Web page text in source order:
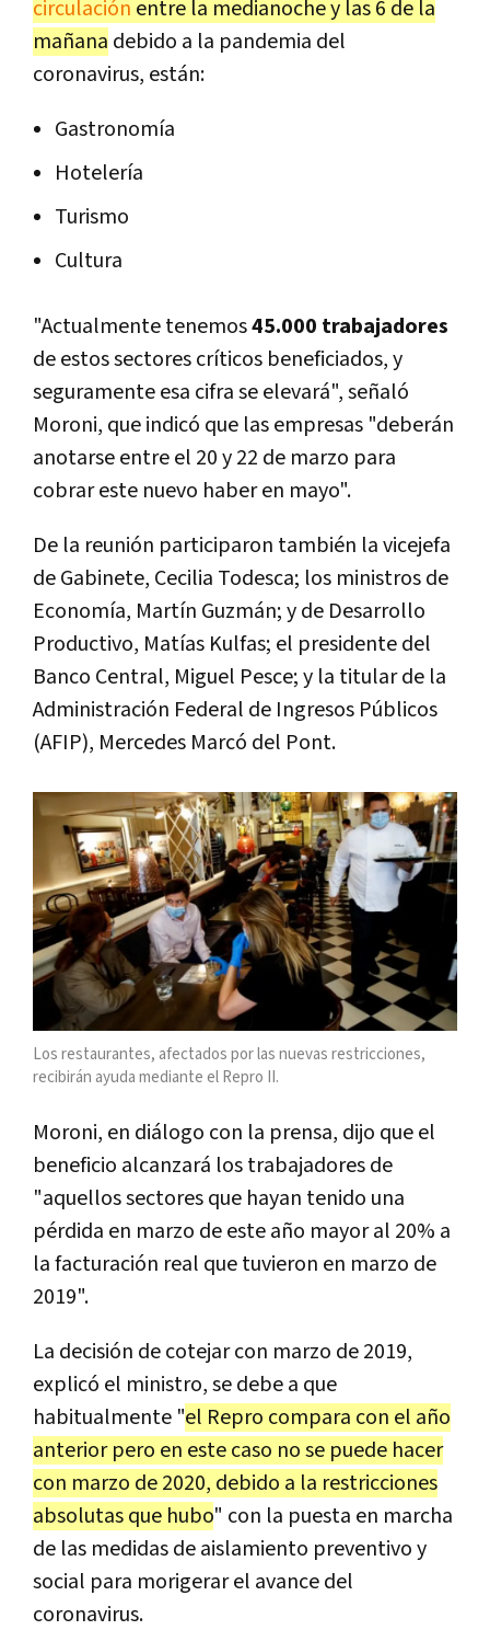
circulación entre la medianoche y las 6 de la
mañana debido a la pandemia del
coronavirus, están:
Gastronomía
Hotelería
Turismo
Cultura
"Actualmente tenemos45.000 trabajadores
de estos sectores críticos beneficiados, y
seguramente esa cifra se elevará", señaló
Moroni, que indicó que las empresas "deberán
anotarse entre el 20 y 22 de marzo para
cobrar este nuevo haber en mayo".
De la reunión participaron también la vicejefa
de Gabinete, Cecilia Todesca; los ministros de
Economía, Martín Guzmán; y de Desarrollo
Productivo, Matías Kulfas; el presidente del
Banco Central, Miguel Pesce; y la titular de la
Administración Federal de Ingresos Públicos
(AFIP), Mercedes Marcó del Pont.
Los restaurantes, afectados por las nuevas restricciones,
recibirán ayuda mediante el Repro II.
Moroni, en diálogo con la prensa, dijo que el
beneficio alcanzará los trabajadores de
"aquellos sectores que hayan tenido una
pérdida en marzo de este año mayor al 20% a
la facturación real que tuvieron en marzo de
2019".
La decisión de cotejar con marzo de 2019,
explicó el ministro, se debe a que
habitualmente "el Repro compara con el año
anterior pero en este caso no se puede hacer
con marzo de 2020, debido a la restricciones
absolutas que hubo" con la puesta en marcha
de las medidas de aislamiento preventivo y
social para morigerar el avance del
coronavirus.